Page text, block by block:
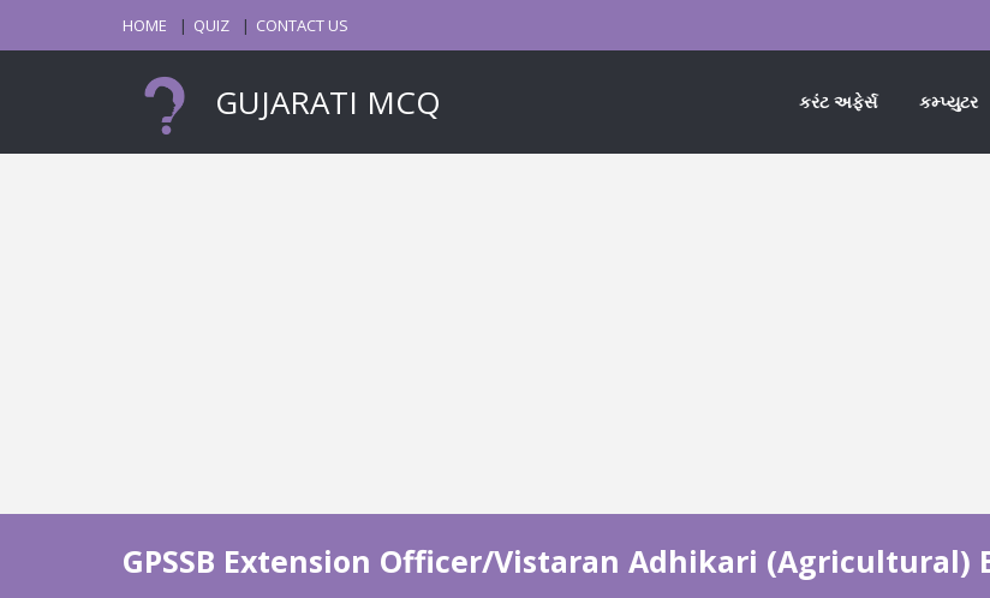
HOME QUIZ CONTACT US
GUJARATI MCQ કરંટ અફેર્સ કમ્પ્યુટર
GPSSB Extension Officer/Vistaran Adhikari (Agricultural)